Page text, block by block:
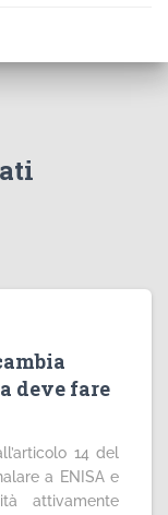
deve fare
14 del
a ENISA e
attivamente